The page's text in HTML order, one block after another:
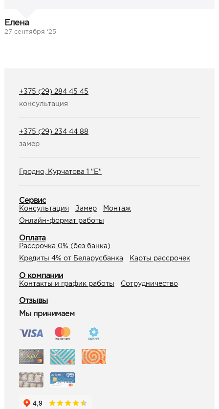
Елена
27 сентября ‘25
+375 (29) 284 45 45
консультация
+375 (29) 234 44 88
замер
Гродно, Курчатова 1 "Б"
Сервис
Консультация Замер
Монтаж
Онлайн-формат работы
Оплата
Рассрочка 0% (без банка)
Кредиты 4% от Беларусбанка
Карты рассрочек
О компании
Контакты и график работы Сотрудничество
Отзывы
Мы принимаем